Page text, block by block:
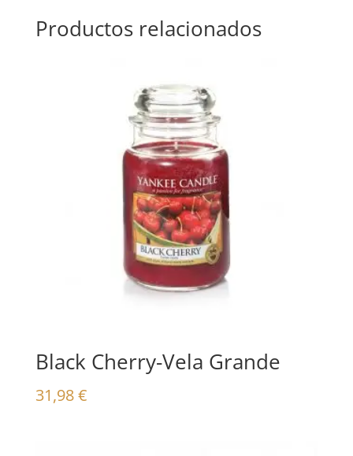
Productos relacionados
Black Cherry-Vela Grande
31,98€